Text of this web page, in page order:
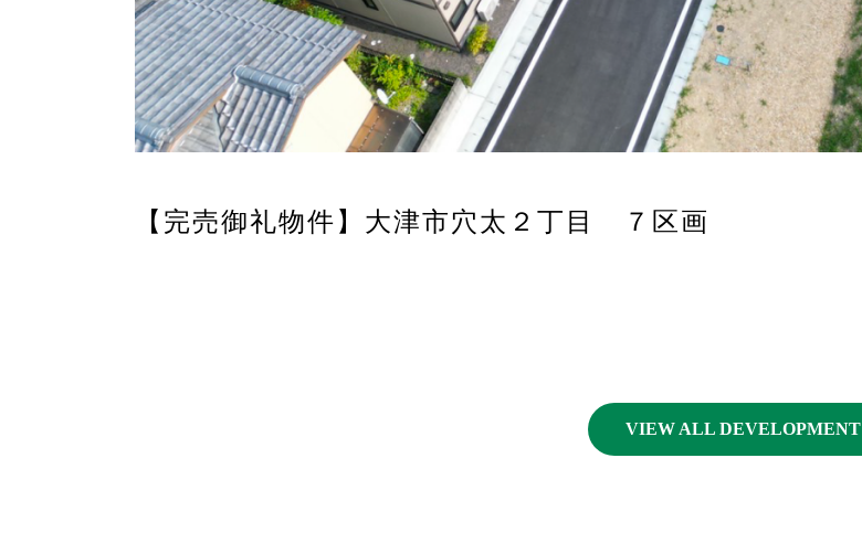
【完売御礼物件】大津市穴太２丁目 ７区画
VIEW ALL DEVELOPMENT